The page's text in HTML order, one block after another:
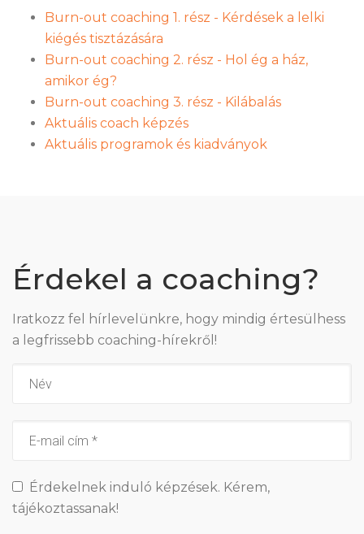
Burn-out coaching 1. rész - Kérdések a lelki
kiégés tisztázására
Burn-out coaching 2. rész - Hol ég a ház,
amikor ég?
Burn-out coaching 3. rész - Kilábalás
Aktuális coach képzés
Aktuális programok és kiadványok
Érdekel a coaching?
Iratkozz fel hírlevelünkre, hogy mindig értesülhess
a legfrissebb coaching-hírekről!
Érdekelnek induló képzések. Kérem,
tájékoztassanak!